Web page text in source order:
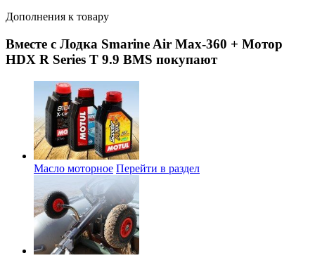
Дополнения к товару
Вместе с Лодка Smarine Air Max-360 + Мотор
HDX R Series T 9.9 BMS покупают
Масло моторное Перейти в раздел